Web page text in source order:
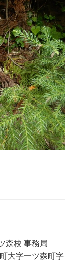
森校 事務局
大字一ツ森町字